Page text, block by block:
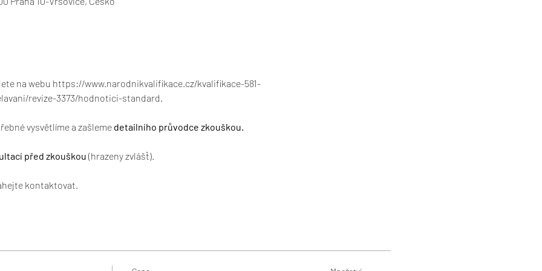
na webu https://www.narodnikvalifikace.cz/kvalifikace-581-
revize-3373/hodnotici-standard.
vysvětlíme a zašleme detailního průvodce zkouškou.
před zkouškou (hrazeny zvlášť).
kontaktovat.